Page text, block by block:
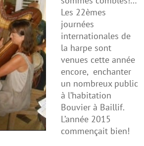
Les 22èmes
journées
internationales de
la harpe sont
venues cette année
encore, enchanter
un nombreux public
à l’habitation
Bouvier à Baillif.
L’année 2015
commençait bien!